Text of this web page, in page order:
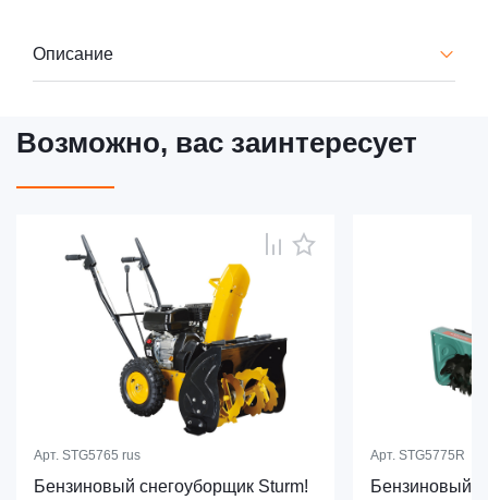
Описание
Возможно, вас заинтересует
Арт. STG5765 rus
Бензиновый снегоуборщик Sturm!
Арт. STG5775R
Бензиновый